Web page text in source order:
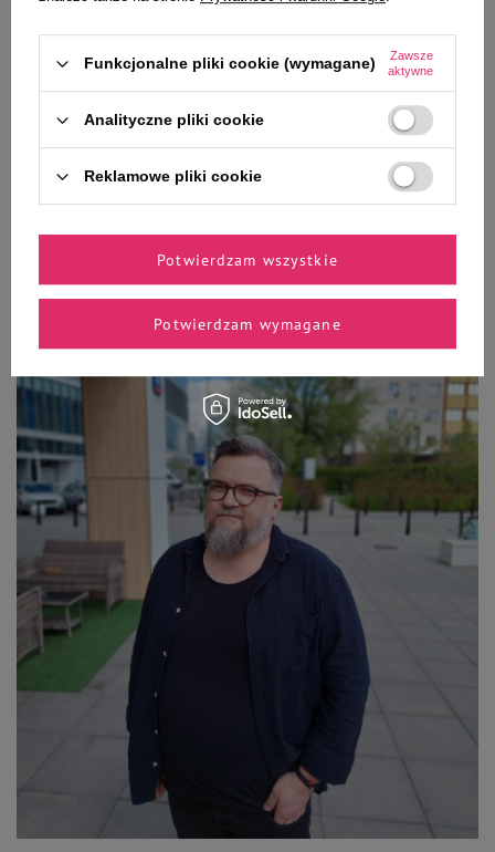
pupil powinien jeść i jak utrzymać go w jak najlepiej kondycji
fizycznej i psychicznej, aby zapewnił Ci swoje towarzystwo na
długie lata.
Jacek Wilczak
Doktor Jacek Wilczak, ekspert Doliny Noteci, specjalista w zakresie żywienia,
dietoprofilaktyki i dietoterapi schorzeń metabolicznych. Zwolennik
Zakładzie Dietetyki wydziału medycyny Weterynaryjnej SGGW w Warszawie.
Właściciel czekoladowego labradora i trójkolorowego cavaliera – więc z
autopsji wie, jak ważna jest właściwie zbilansowana dieta dla prawidłowego
Funkcjonalne pliki cookie (wymagane)
Zawsze
aktywne
Analityczne pliki cookie
Reklamowe pliki cookie
Potwierdzam wymagane
Potwierdzam wszystkie